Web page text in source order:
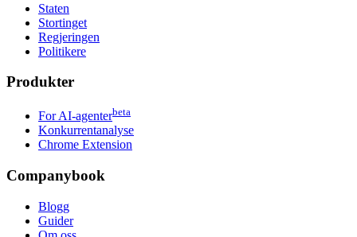
Staten
Stortinget
Regjeringen
Politikere
Produkter
For AI-agenterbeta
Konkurrentanalyse
Chrome Extension
Companybook
Blogg
Guider